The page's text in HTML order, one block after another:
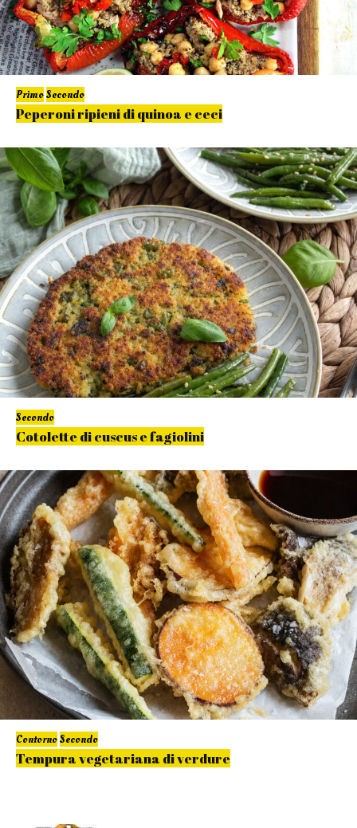
PrimoSecondo
Peperoni ripieni di quinoa e ceci
Secondo
Cotolette di cuscus e fagiolini
ContornoSecondo
Tempura vegetariana di verdure